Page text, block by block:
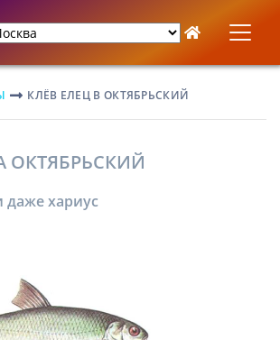
КЛЁВ ЕЛЕЦ В ОКТЯБРЬСКИЙ
ОКТЯБРЬСКИЙ
даже хариус